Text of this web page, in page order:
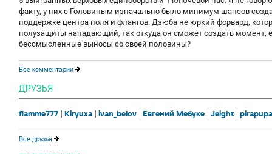
факту, у них с Головиным изначально было минимум шансов
поддержке центра поля и флангов. Дзюба не юркий форвард,
полузащиты нападающий, так откуда он сможет создать момент,
бессмысленные выносы со своей половины?
Все комментарии
ДРУЗЬЯ
flamme777 Kiryuxa ivan_belov Евгений Мебуке Jeight
Все друзья